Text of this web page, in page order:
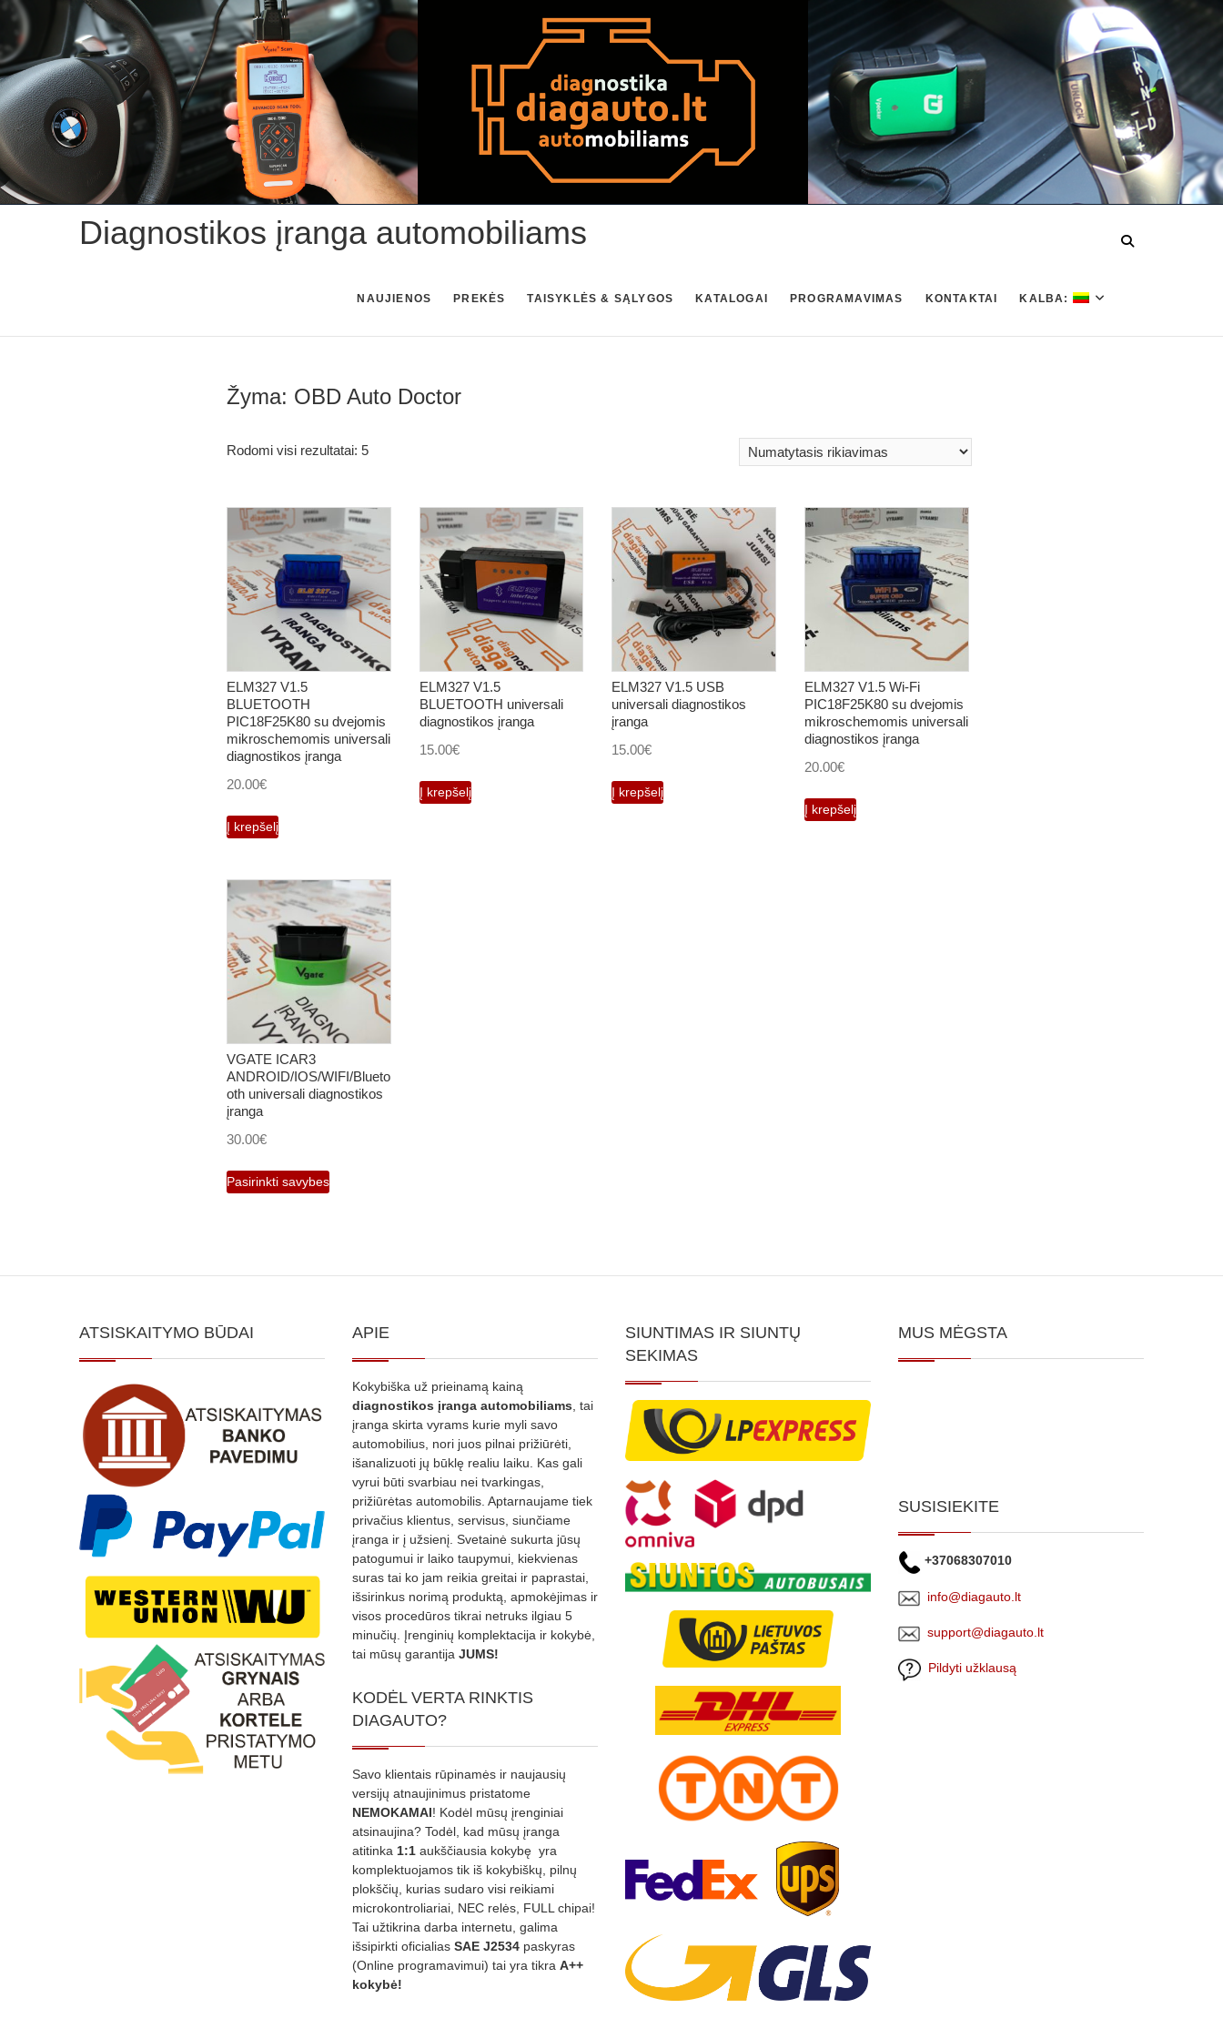
Skip
content
Diagnostikos įranga automobiliams
NAUJIENOS PREKĖS TAISYKLĖS & SĄLYGOS KATALOGAI PROGRAMAVIMAS KONTAKTAI KALBA:
Žyma: OBD Auto Doctor
Rodomi visi rezultatai: 5
ELM327 V1.5
BLUETOOTH
PIC18F25K80 su dvejomis
mikroschemomis universali
diagnostikos įranga
20.00€
Į krepšelį
ELM327 V1.5
BLUETOOTH universali
diagnostikos įranga
15.00€
Į krepšelį
ELM327 V1.5 USB
universali diagnostikos
įranga
15.00€
Į krepšelį
ELM327 V1.5 Wi-Fi
PIC18F25K80 su dvejomis
mikroschemomis universali
diagnostikos įranga
20.00€
Į krepšelį
VGATE ICAR3
ANDROID/IOS/WIFI/Blueto
oth universali diagnostikos
įranga
30.00€
Pasirinkti savybes
This
product
may
chosen
product
page
ATSISKAITYMO BŪDAI APIE
Kokybiška už prieinamą kainą
diagnostikos įranga automobiliams , tai
įranga skirta vyrams kurie myli savo
automobilius, nori juos pilnai prižiūrėti,
išanalizuoti jų būklę realiu laiku. Kas gali
vyrui būti svarbiau nei tvarkingas,
prižiūrėtas automobilis. Aptarnaujame tiek
privačius klientus, servisus, siunčiame
įranga ir į užsienį. Svetainė sukurta jūsų
patogumui ir laiko taupymui, kiekvienas
suras tai ko jam reikia greitai ir paprastai,
išsirinkus norimą produktą, apmokėjimas ir
visos procedūros tikrai netruks ilgiau 5
minučių. Įrenginių komplektacija ir kokybė,
tai mūsų garantija JUMS!
KODĖL VERTA RINKTIS
DIAGAUTO?
Savo klientais rūpinamės ir naujausių
versijų atnaujinimus pristatome
NEMOKAMAI! Kodėl mūsų įrenginiai
atsinaujina? Todėl, kad mūsų įranga
atitinka 1:1 aukščiausia kokybę yra
komplektuojamos tik iš kokybiškų, pilnų
plokščių, kurias sudaro visi reikiami
microkontroliariai, NEC relės, FULL chipai!
Tai užtikrina darba internetu, galima
išsipirkti oficialias SAE J2534 paskyras
(Online programavimui) tai yra tikra A++
kokybė!
SIUNTIMAS IR SIUNTŲ
SEKIMAS
MUS MĖGSTA
SUSISIEKITE
+37068307010
info@diagauto.lt
support@diagauto.lt
Pildyti užklausą